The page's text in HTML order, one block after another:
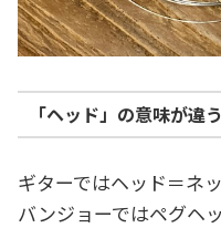
「ヘッド」の意味が違
ギターではヘッド＝ネ
バンジョーではペグヘ